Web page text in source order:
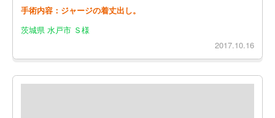
手術内容：ジャージの着丈出し。
茨城県 水戸市 Ｓ様
2017.10.16